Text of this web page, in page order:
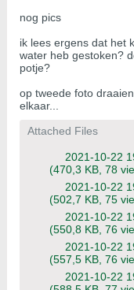
nog pics
ik lees ergens dat het
water heb gestoken?
potje?
op tweede foto
elkaar...
Attached Files
2021-10-22
(470,3 KB, 78
2021-10-22
(502,7 KB, 75
2021-10-22
(550,8 KB, 76
2021-10-22
(557,5 KB, 76
2021-10-22